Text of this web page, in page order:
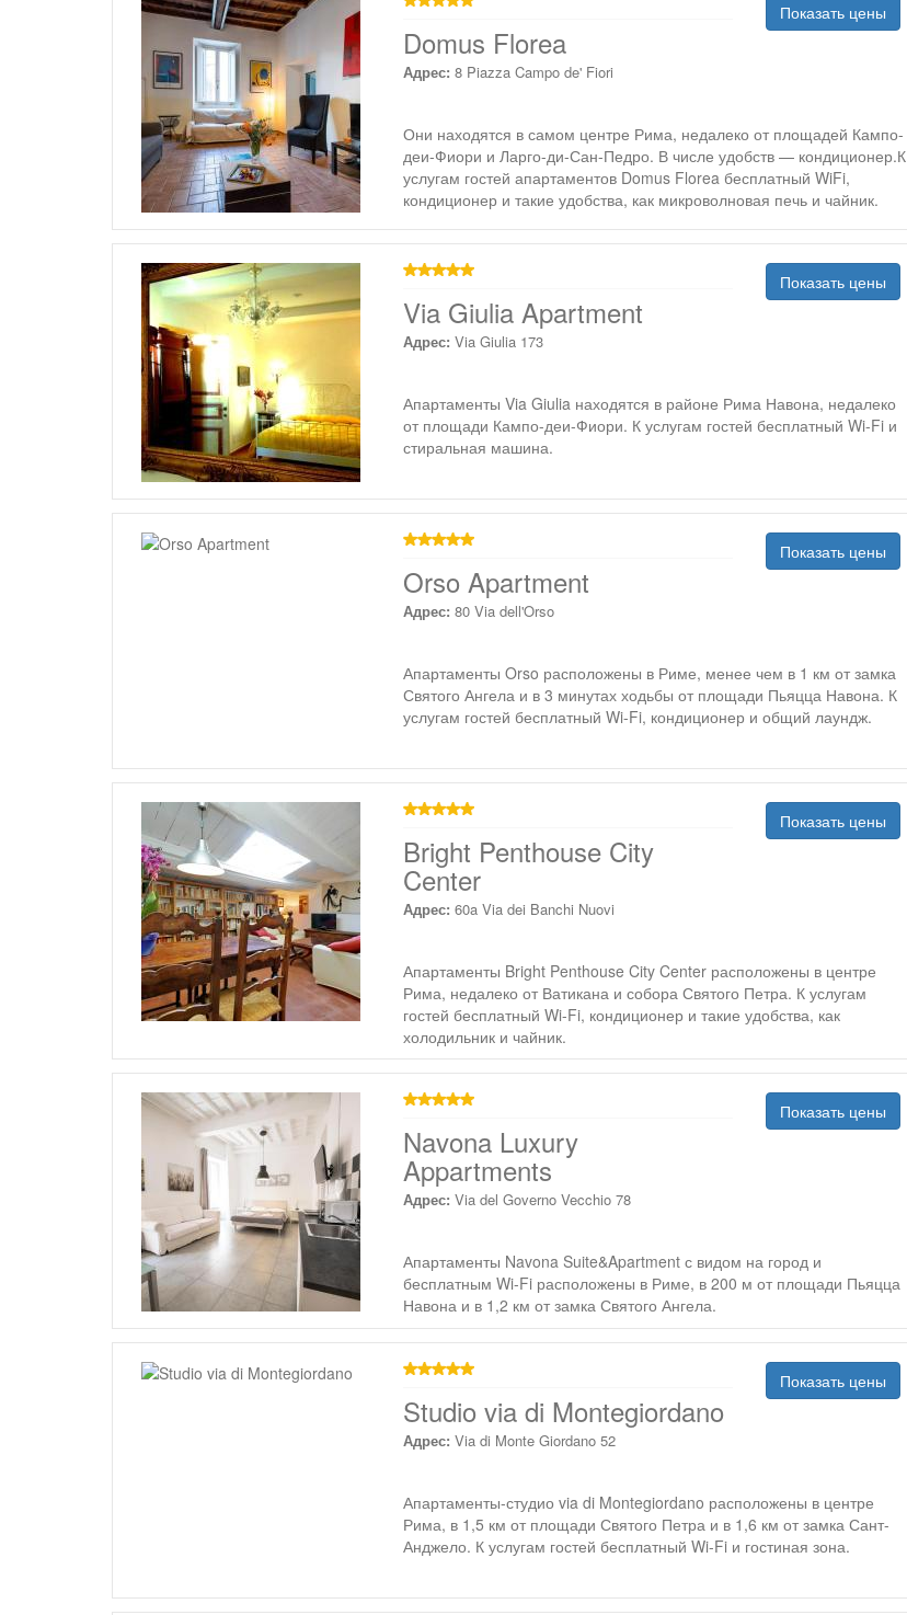
Domus Florea
Адрес: 8 Piazza Campo de' Fiori
Показать цены
Они находятся в самом центре Рима, недалеко от площадей Кампо-
деи-Фиори и Ларго-ди-Сан-Педро. В числе удобств — кондиционер.К
услугам гостей апартаментов Domus Florea бесплатный WiFi,
кондиционер и такие удобства, как микроволновая печь и чайник.
Via Giulia Apartment
Адрес: Via Giulia 173
Показать цены
Апартаменты Via Giulia находятся в районе Рима Навона, недалеко
от площади Кампо-деи-Фиори. К услугам гостей бесплатный Wi-Fi и
стиральная машина.
Orso Apartment
Адрес: 80 Via dell'Orso
Показать цены
Апартаменты Orso расположены в Риме, менее чем в 1 км от замка
Святого Ангела и в 3 минутах ходьбы от площади Пьяцца Навона. К
услугам гостей бесплатный Wi-Fi, кондиционер и общий лаундж.
Bright Penthouse City
Center
Адрес: 60a Via dei Banchi Nuovi
Показать цены
Апартаменты Bright Penthouse City Center расположены в центре
Рима, недалеко от Ватикана и собора Святого Петра. К услугам
гостей бесплатный Wi-Fi, кондиционер и такие удобства, как
холодильник и чайник.
Navona Luxury
Appartments
Адрес: Via del Governo Vecchio 78
Показать цены
Апартаменты Navona Suite&Apartment с видом на город и
бесплатным Wi-Fi расположены в Риме, в 200 м от площади Пьяцца
Навона и в 1,2 км от замка Святого Ангела.
Studio via di Montegiordano
Адрес: Via di Monte Giordano 52
Показать цены
Апартаменты-студио via di Montegiordano расположены в центре
Рима, в 1,5 км от площади Святого Петра и в 1,6 км от замка Сант-
Анджело. К услугам гостей бесплатный Wi-Fi и гостиная зона.